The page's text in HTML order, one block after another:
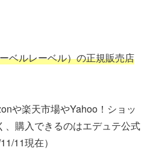
ベルレーベル）の正規販売店
や楽天市場やYahoo！ショッ
、購入できるのはエデュテ公式
11現在）